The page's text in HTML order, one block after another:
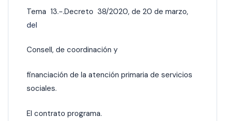
Tema 13.-.Decreto 38/2020, de 20 de marzo,
del
Consell, de coordinación y
financiación de la atención primaria de servicios
sociales.
El contrato programa.